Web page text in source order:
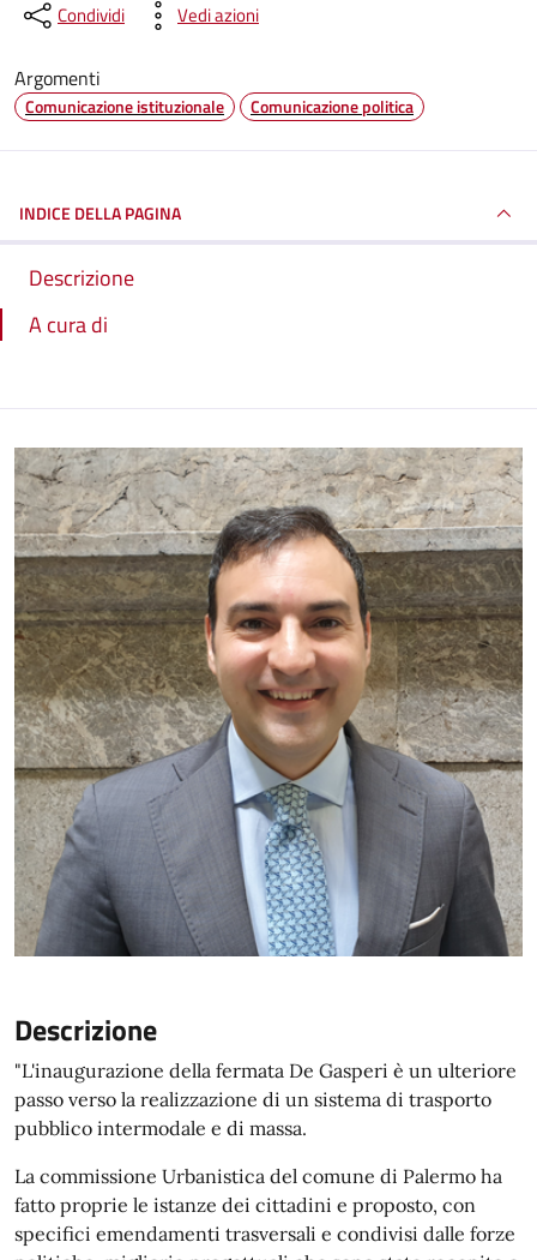
Condividi Vedi azioni
Argomenti
Comunicazione istituzionale Comunicazione politica
INDICE DELLA PAGINA
Descrizione
A cura di
Descrizione
"L'inaugurazione della fermata De Gasperi è un ulteriore
passo verso la realizzazione di un sistema di trasporto
pubblico intermodale e di massa.
La commissione Urbanistica del comune di Palermo ha
fatto proprie le istanze dei cittadini e proposto, con
specifici emendamenti trasversali e condivisi dalle forze